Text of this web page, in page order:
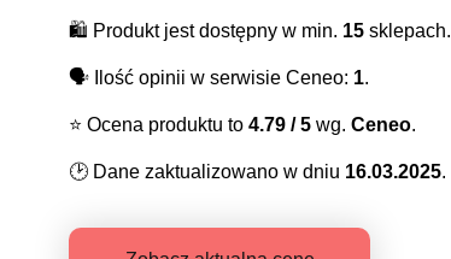
🛍️ Produkt jest dostępny w min. 15 sklepach.
🗣️ Ilość opinii w serwisie Ceneo: 1.
⭐️ Ocena produktu to 4.79 / 5 wg. Ceneo.
🕑 Dane zaktualizowano w dniu 16.03.2025.